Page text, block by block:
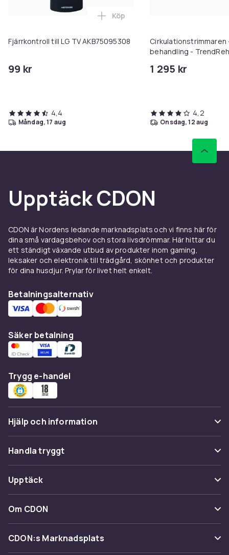
Fjärrkontroll till LG TV AKB75095308
99 kr
Lägg till Fjärrkontroll till LG TV
Köp
4,4
måndag, 17 aug
Cirkulationstrimmaren
behandling -
1 295 kr
4,2
onsdag, 12 aug
Upptäck CDON
CDON är Nordens ledande marknadsplats och vi finns här för
dina små vardagsbehov och stora livsdrömmar. Här hittar du
ett ständigt växande utbud av produkter inom gaming,
leksaker och elektronik till trädgård, skönhet och produkter
för dina husdjur. Prylar för livet helt enkelt.
Betalningsalternativ
Säker betalning
Trygg e-handel
Hjälp och information
Vanliga frågor
Spåra paket
Ångra & Returnera här
Kundservice
Handla tryggt
Betalning
Leverans
Återkallelser
Upptäck
Kategorier
Varumärken
Om CDON
Om oss
CDON:s Marknadsplats